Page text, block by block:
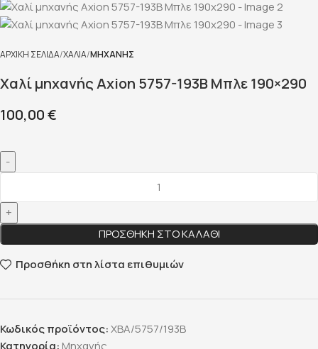
ΑΡΧΙΚΉ ΣΕΛΊΔΑ ΧΑΛΙΆ ΜΗΧΑΝΉΣ
Χαλί μηχανής Axion 5757-193Β Μπλε 190×290
100,00€
ΠΡΟΣΘΉΚΗ ΣΤΟ ΚΑΛΆΘΙ
Προσθήκη στη λίστα επιθυμιών
Κωδικός προϊόντος:ΧΒΑ/5757/193Β
Κατηγορία: Μηχανής